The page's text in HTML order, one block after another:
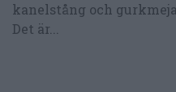
kanelstång och
Det är...